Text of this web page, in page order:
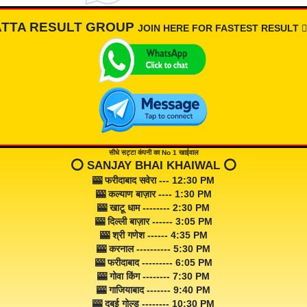
RESULT GROUP JOIN HERE FOR FASTEST RESULT
सीधे सट्टा कंपनी का No 1 खाईवाल
⭕️ SANJAY BHAI KHAIWAL ⭕️
🎰 फरीदाबाद सवेरा --- 12:30 PM
🎰 कल्याण बाज़ार ---- 1:30 PM
🎰 खाटू धाम -------- 2:30 PM
🎰 दिल्ली बाज़ार ------ 3:05 PM
🎰 श्री गणेश ------ 4:35 PM
🎰 करनाल ---------- 5:30 PM
🎰 फरीदाबाद --------- 6:05 PM
🎰 गोवा किंग -------- 7:30 PM
🎰 गाजियाबाद ------- 9:40 PM
🎰 दुबई गोल्ड -------- 10:30 PM